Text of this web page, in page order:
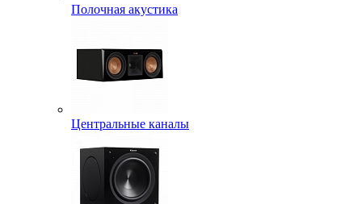
Полочная акустика
Центральные каналы